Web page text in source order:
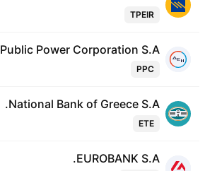
TPEIR
Public Power Corporation S.A.
PPC
National Bank of Greece S.A.
ETE
EUROBANK S.A.